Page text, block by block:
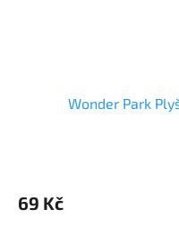
Wonder Park
69 Kč